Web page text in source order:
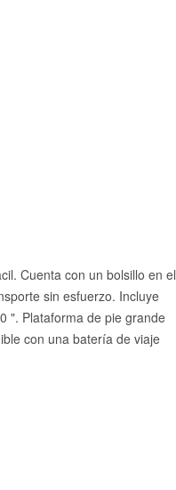
Cuenta con un bolsillo en el
sin esfuerzo. Incluye
". Plataforma de pie grande
con una batería de viaje